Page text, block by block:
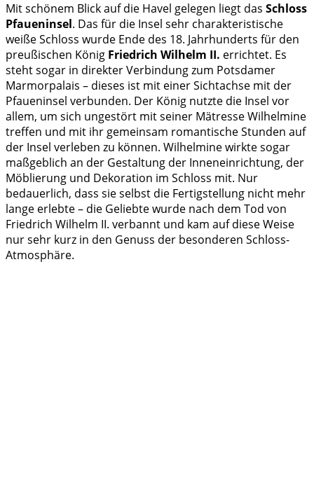
Mit schönem Blick auf die Havel gelegen liegt das Schloss
Pfaueninsel. Das für die Insel sehr charakteristische
weiße Schloss wurde Ende des 18. Jahrhunderts für den
preußischen König Friedrich Wilhelm II. errichtet. Es
steht sogar in direkter Verbindung zum Potsdamer
Marmorpalais – dieses ist mit einer Sichtachse mit der
Pfaueninsel verbunden. Der König nutzte die Insel vor
allem, um sich ungestört mit seiner Mätresse Wilhelmine
treffen und mit ihr gemeinsam romantische Stunden auf
der Insel verleben zu können. Wilhelmine wirkte sogar
maßgeblich an der Gestaltung der Inneneinrichtung, der
Möblierung und Dekoration im Schloss mit. Nur
bedauerlich, dass sie selbst die Fertigstellung nicht mehr
lange erlebte – die Geliebte wurde nach dem Tod von
Friedrich Wilhelm II. verbannt und kam auf diese Weise
nur sehr kurz in den Genuss der besonderen Schloss-
Atmosphäre.